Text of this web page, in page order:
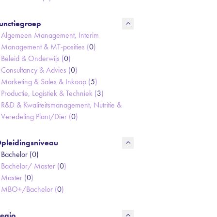
Algemeen Management, Interim
Management & MT-posities (0)
Beleid & Onderwijs (0)
Consultancy & Advies (0)
Marketing & Sales & Inkoop (5)
Productie, Logistiek & Techniek (3)
R&D & Kwaliteitsmanagement, Nutritie &
Veredeling Plant/Dier (0)
Bachelor (0)
Bachelor/ Master (0)
Master (0)
MBO+/Bachelor (0)